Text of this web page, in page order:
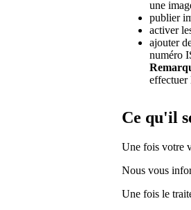
une
publier
activer
ajouter
numéro
effectuer
Ce qu'il
Une fois votre
Nous vous
Une fois le